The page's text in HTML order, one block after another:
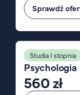
Strefa wiedzy
Kontakt
Górny pasek
Rekrutacja
Platforma zdalnego nauczania
Wirtualny Pokój Studenta
Sprawdź
Studia I stopnia
560 zł